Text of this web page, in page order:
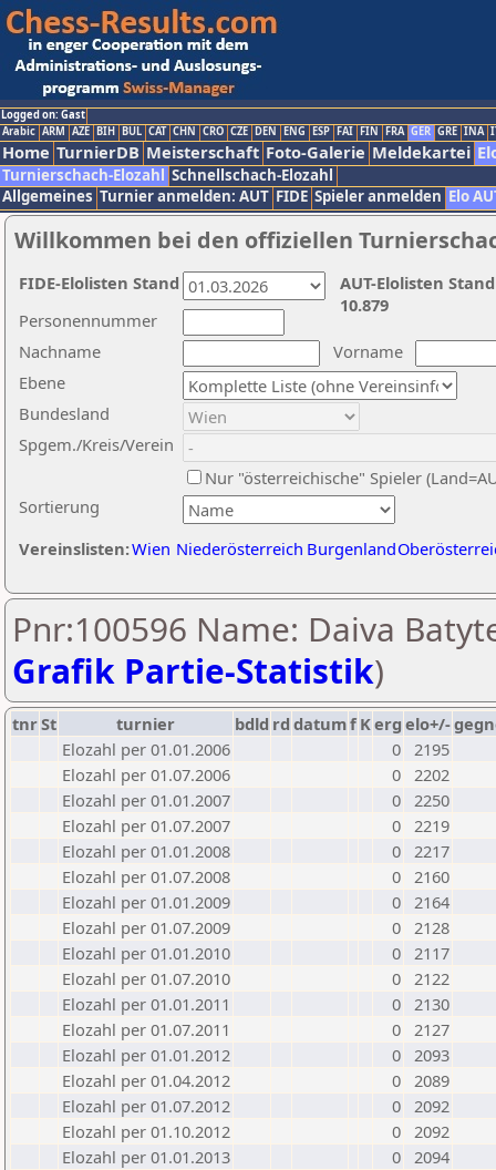
Logged on: Gast
Arabic ARM AZE BIH BUL CAT CHN CRO CZE DEN ENG ESP FAI FIN FRA GER GRE INA
Home TurnierDB Meisterschaft Foto-Galerie Meldekartei
Turnierschach-Elozahl Schnellschach-Elozahl
Allgemeines Turnier anmelden: AUT FIDE Spieler anmelden Elo
Willkommen bei den offiziellen
Nachname
Vorname
Ebene
Sortierung
Personennummer
Bundesland
Spgem./Kreis/Verein
Nur "österreichische" Spieler
Vereinslisten:Wien Niederösterreich Burgenland
AUT-Elolisten
10.879
FIDE-Elolisten Stand
Pnr:100596 Name: Daiva
Grafik Partie-Statistik)
tnrSt turnier bdld rd datumf Kerg elo+/-
Elozahl per 01.01.2006
0 2195
Elozahl per 01.07.2006
0 2202
Elozahl per 01.01.2007
0 2250
Elozahl per 01.07.2007
0 2219
Elozahl per 01.01.2008
0 2217
Elozahl per 01.07.2008
0 2160
Elozahl per 01.01.2009
0 2164
Elozahl per 01.07.2009
0 2128
Elozahl per 01.01.2010
0 2117
Elozahl per 01.07.2010
0 2122
Elozahl per 01.01.2011
0 2130
Elozahl per 01.07.2011
0 2127
Elozahl per 01.01.2012
0 2093
Elozahl per 01.04.2012
0 2089
Elozahl per 01.07.2012
0 2092
Elozahl per 01.10.2012
0 2092
Elozahl per 01.01.2013
0 2094